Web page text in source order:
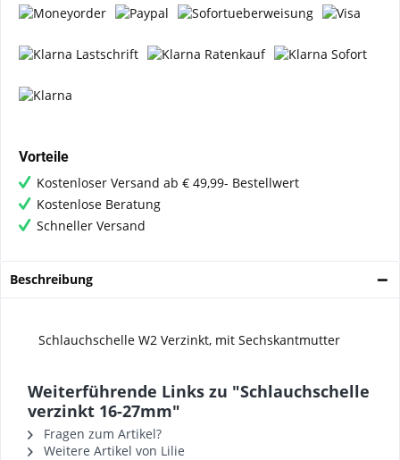
Vorteile
Kostenloser Versand ab € 49,99- Bestellwert
Kostenlose Beratung
Schneller Versand
Beschreibung
Schlauchschelle W2 Verzinkt, mit Sechskantmutter
Weiterführende Links zu "Schlauchschelle
verzinkt 16-27mm"
Fragen zum Artikel?
Weitere Artikel von Lilie